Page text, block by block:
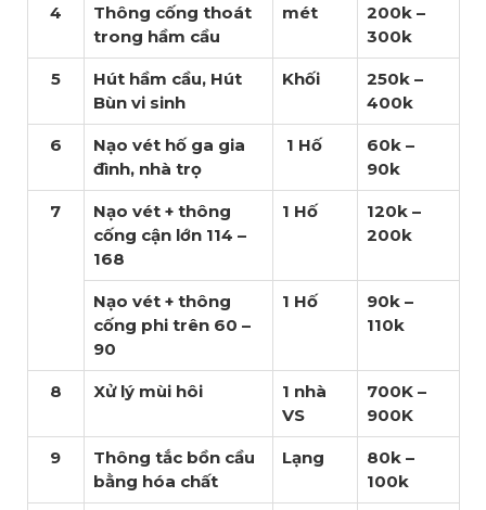
4
Thông cống thoát
trong hầm cầu
mét
200k –
300k
5
Hút hầm cầu, Hút
Bùn vi sinh
Khối
250k –
400k
6
Nạo vét hố ga gia
đình, nhà trọ
1 Hố
60k –
90k
7
Nạo vét + thông
cống cận lớn 114 –
168
1 Hố
120k –
200k
Nạo vét + thông
cống phi trên 60 –
90
1 Hố
90k –
110k
8 Xử lý mùi hôi
1 nhà
VS
700K –
900K
9
Thông tắc bồn cầu
bằng hóa chất
Lạng
80k –
100k